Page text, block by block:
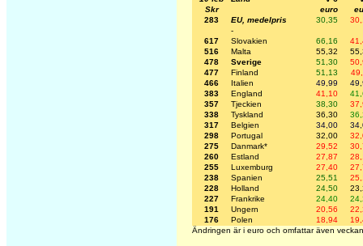
Skr
euro
283
EU, medelpris 30,35
-
617
Slovakien 66,16
516
Malta 55,32
478
Sverige 51,30
477
Finland 51,13
466
Italien 49,99
383
England 41,10
357
Tjeckien 38,30
338
Tyskland 36,30
317
Belgien 34,00
298
Portugal 32,00
275
Danmark* 29,52
260
Estland 27,87
255
Luxemburg 27,40
238
Spanien 25,51
228
Holland 24,50
227
Frankrike 24,40
191
Ungern 20,56
176
Polen 18,94
Ändringen är i euro och omfattar även